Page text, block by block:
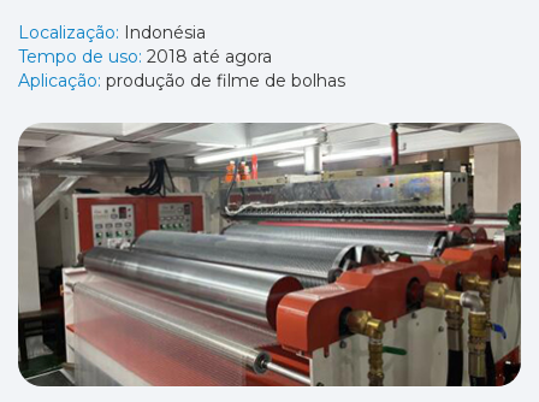
Localização: Indonésia
Tempo de uso: 2018 até agora
Aplicação: produção de filme de bolhas